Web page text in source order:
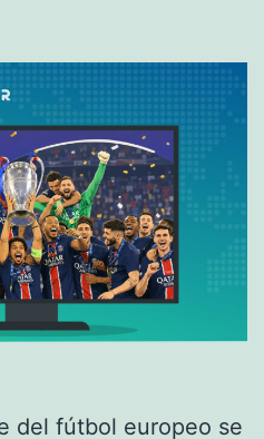
del fútbol europeo se